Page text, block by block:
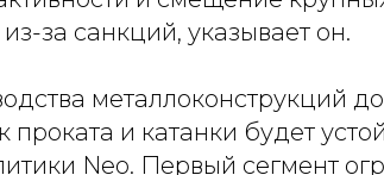
за санкций, указывает он.
металлоконструкций
проката и катанки будет
Neo. Первый сегмент